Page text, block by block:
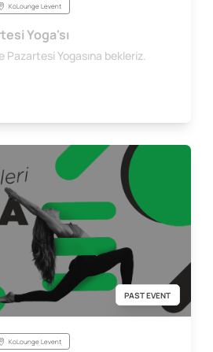
KoLounge Levent
Yoga'sı
Pazartesi Yogasına bekleriz.
PAST EVENT
KoLounge Levent